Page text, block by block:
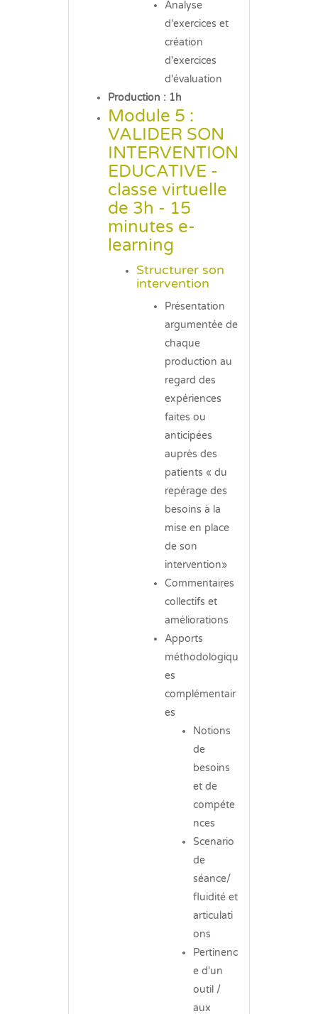
Analyse
d'exercices et
création
d'exercices
d'évaluation
Production : 1h
Module 5 :
VALIDER SON
INTERVENTION
EDUCATIVE -
classe virtuelle
de 3h - 15
minutes e-
learning
Structurer son
intervention
Présentation
argumentée de
chaque
production au
regard des
expériences
faites ou
anticipées
auprès des
patients « du
repérage des
besoins à la
mise en place
de son
intervention»
Commentaires
collectifs et
améliorations
Apports
méthodologiqu
es
complémentair
es
Notions
de
besoins
et de
compéte
nces
Scenario
de
séance/
fluidité et
articulati
ons
Pertinenc
e d'un
outil /
aux